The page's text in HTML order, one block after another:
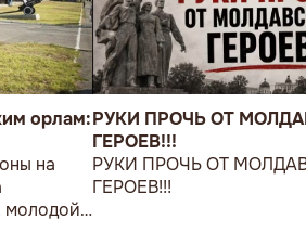
орлам:
на
молодой
РУКИ ПРОЧЬ ОТ
ГЕРОЕВ!!!
РУКИ ПРОЧЬ ОТ
ГЕРОЕВ!!!